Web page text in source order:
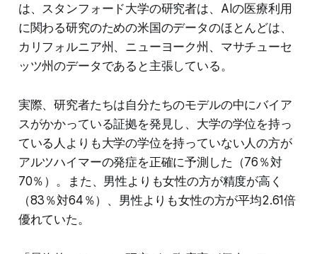
は、スタンフォード大学の研究者は、AIの医療利用
に関わる研究のための米国のデータのほとんどは、
カリフォルニア州、ニューヨーク州、マサチューセ
ッツ州のデータであると主張している。
実際、研究者たちは自分たちのモデルの中にバイア
スがかかっている証拠を発見し、大学の学位を持っ
ている人よりも大学の学位を持っていない人の方が
アルツハイマーの発症を正確に予測した（76％対
70％）。また、男性よりも女性の方が精度が高く
（83％対64％）、男性よりも女性の方が平均2.61倍
優れていた。